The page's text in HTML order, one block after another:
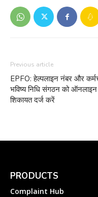
Previous article
EPFO: हेल्पलाइन नंबर और
भविष्य निधि संगठन को ऑनलाइन
शिकायत दर्ज करें
PRODUCTS
Complaint Hub